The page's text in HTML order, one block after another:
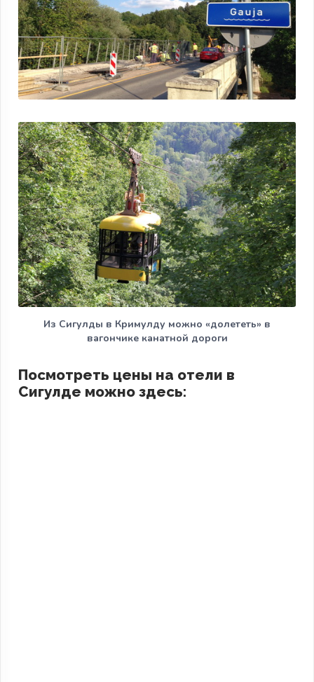
Из Сигулды в Кримулду можно «долететь» в
вагончике канатной дороги
Посмотреть цены на отели в
Сигулде можно здесь: